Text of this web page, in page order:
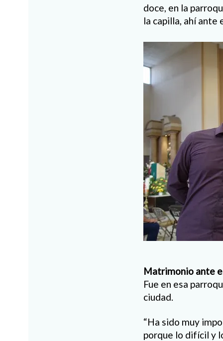
doce, en la
la capilla, ahí ante
Matrimonio ante
Fue en esa
ciudad.
“Ha sido muy
porque lo difícil y